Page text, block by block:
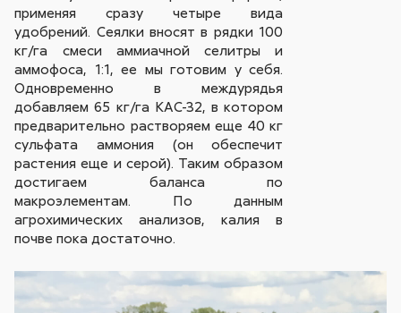
применяя сразу четыре вида
удобрений. Сеялки вносят в рядки 100
кг/га смеси аммиачной селитры и
аммофоса, 1:1, ее мы готовим у себя.
Одновременно в междурядья
добавляем 65 кг/га КАС-32, в котором
предварительно растворяем еще 40 кг
сульфата аммония (он обеспечит
растения еще и серой). Таким образом
достигаем баланса по
макроэлементам. По данным
агрохимических анализов, калия в
почве пока достаточно.